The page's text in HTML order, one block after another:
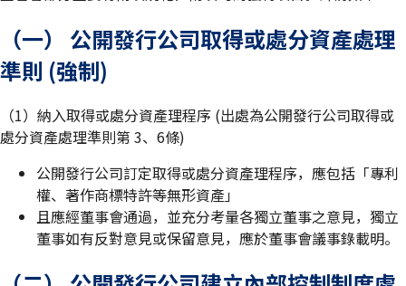
（一） 公開發行公司取得或處分資產處理
準則 (強制)
（1）納入取得或處分資產理程序 (出處為公開發行公司取得或
處分資產處理準則第 3、6條)
公開發行公司訂定取得或處分資產理程序，應包括「專利
權、著作商標特許等無形資產」
且應經董事會通過，並充分考量各獨立董事之意見，獨立
董事如有反對意見或保留意見，應於董事會議事錄載明。